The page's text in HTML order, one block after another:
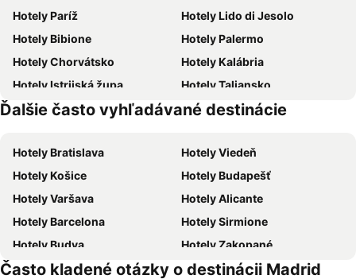
Hotely Paríž
Hotely Lido di Jesolo
Hotely Bibione
Hotely Palermo
Hotely Chorvátsko
Hotely Kalábria
Hotely Istrijská župa
Hotely Taliansko
Hotely Malorka
Hotely Slovensko
Ďalšie často vyhľadávané destinácie
Hotely Bratislava
Hotely Viedeň
Hotely Košice
Hotely Budapešť
Hotely Varšava
Hotely Alicante
Hotely Barcelona
Hotely Sirmione
Hotely Budva
Hotely Zakopané
Hotely Naples
Hotely Crikvenica
Často kladené otázky o destinácii Madrid